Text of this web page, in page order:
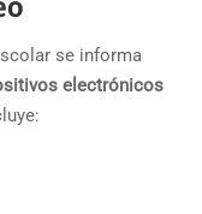
se informa
electrónicos